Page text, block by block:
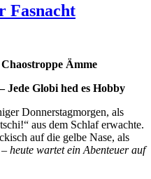
Fasnacht
Ämme
Jede Globi hed es Hobby
Donnerstagmorgen, als
aus dem Schlaf erwachte.
auf die gelbe Nase, als
heute wartet ein Abenteuer auf